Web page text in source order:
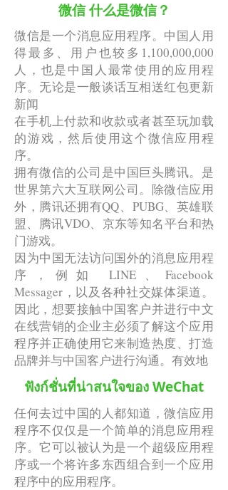
WeChat advertisement Moment
level up การตลาดจีน wechat การตลาดจีน
levelupthailand china online marketing
wechat wechat official โฆษณาวีแชท WeChat
微信广告（微信朋友圈）
微信朋友圈广告
微信朋友圈广告（就像时间轴一样）
WeChat ให้ความสำคัญกับสิทธิส่วน
บุคคลของผู้ใช้เป็นหลัก จึงทำให้การก
ระจายข่าวสาร และเข้าถึงผู้ใช้ที่ไม่รู้จัก
กันเป็นเรื่องที่ยาก นอกจากวิธีที่บอกไป
เบื้องต้นเช่นการแชร์บทความ บริการ
ตั้งป้ายไว้หน้าร้านเพื่อให้คนสแกน อีก
หนึ่งวิธีที่ทำให้เข้าถึงกลุ่มลูกค้าเป้า
หมายได้อย่างรวดเร็วก็คือการโฆษณา
ผ่าน WeChat Moment วีแชทโมแมนต์
วิธีการโฆษณาแบบนี้สามารถตั้งกลุ่ม
เป้าหมายได้เช่นเมืองที่ต้องการเจาะ
ตามความชอบ หรือ กลุ่มที่เดินทางมา
ในเมืองไทยไม่เกิน 30 วัน โดยค่า
โฆษณาจะคิดตาม ยอดวิว
微信 什么是微信？
微信是一个消息应用程序。中国人用
得最多、用户也较多1,100,000,000
人，也是中国人最常使用的应用程
序。无论是一般谈话互相送红包更新
新闻
在手机上付款和收款或者甚至玩加载
的游戏，然后使用这个微信应用程
序。
拥有微信的公司是中国巨头腾讯。是
世界第六大互联网公司。除微信应用
外，腾讯还拥有QQ、PUBG、英雄联
盟、腾讯VDO、京东等知名平台和热
门游戏。
因为中国无法访问国外的消息应用程
序，例如 LINE、Facebook
Messager，以及各种社交媒体渠道。
因此，想要接触中国客户并进行中文
在线营销的企业主必须了解这个应用
程序并正确使用它来制造热度、打造
品牌并与中国客户进行沟通。有效地
ฟังก์ชั่นที่น่าสนใจของ WeChat
任何去过中国的人都知道，微信应用
程序不仅仅是一个简单的消息应用程
序。它可以被认为是一个超级应用程
序或一个将许多东西组合到一个应用
程序中的应用程序。